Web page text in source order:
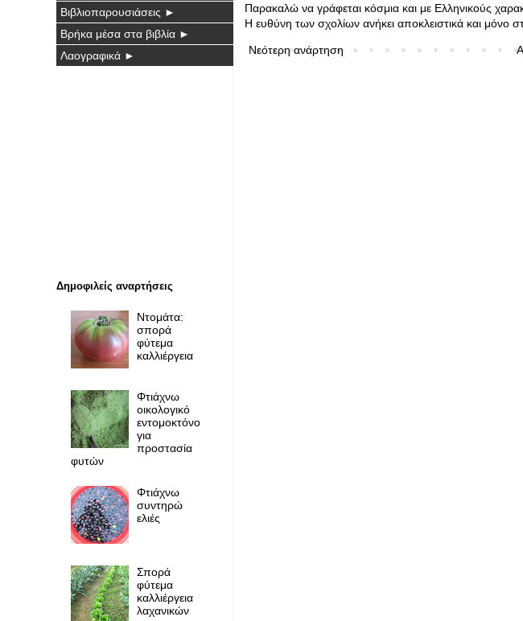
Παρακαλώ να γράφεται κόσμια και με Ελληνικούς
Η ευθύνη των σχολίων ανήκει αποκλειστικά και μόνο
Νεότερη ανάρτηση
Βιβλιοπαρουσιάσεις ►
Βρήκα μέσα στα βιβλία ►
Λαογραφικά ►
Δημοφιλείς αναρτήσεις
Ντομάτα:
σπορά
φύτεμα
καλλιέργεια
Φτιάχνω
οικολογικό
εντομοκτόνο
για
προστασία
φυτών
Φτιάχνω
συντηρώ
ελιές
Σπορά
φύτεμα
καλλιέργεια
λαχανικών